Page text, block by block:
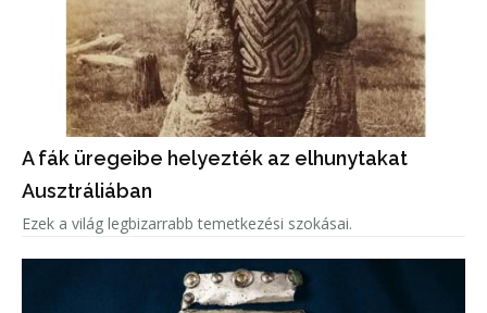
A fák üregeibe helyezték az elhunytakat
Ausztráliában
Ezek a világ legbizarrabb temetkezési szokásai.